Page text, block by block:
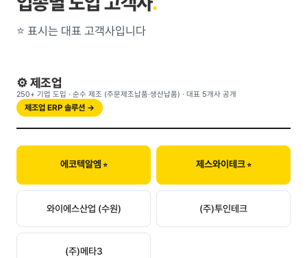
⭐ 표시는 대표 고객사입니다
⚙️ 제조업
250+ 기업 도입 · 순수 제조 (주문제조납품·생산납품) · 대표 5개사 공개
제조업 ERP 솔루션 →
에코텍알엠 제스와이테크
와이에스산업 (수원) (주)투인테크
(주)메타3